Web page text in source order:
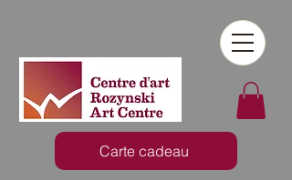
Carte cadeau